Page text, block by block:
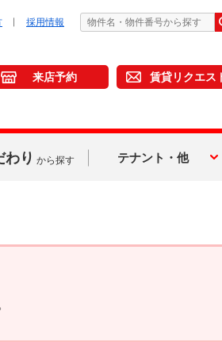
採用情報
来店予約 賃貸リクエス
わり から探す テナント・他